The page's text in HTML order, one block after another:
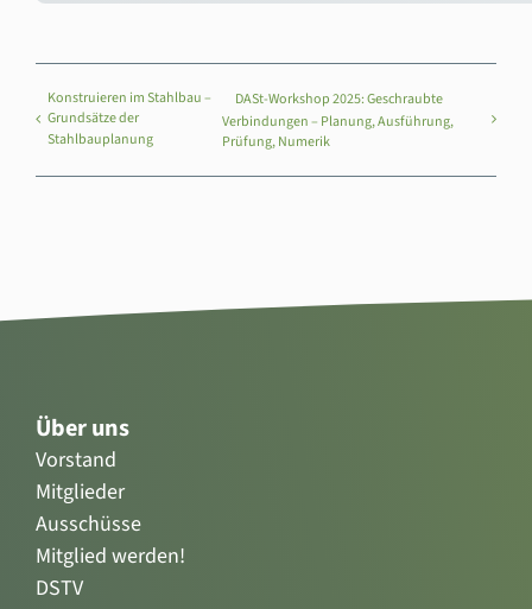
Konstruieren im Stahlbau –
Grundsätze der
Stahlbauplanung
DASt-Workshop 2025: Geschraubte
Verbindungen – Planung, Ausführung,
Prüfung, Numerik
Über uns
Vorstand
Mitglieder
Ausschüsse
Mitglied werden!
DSTV